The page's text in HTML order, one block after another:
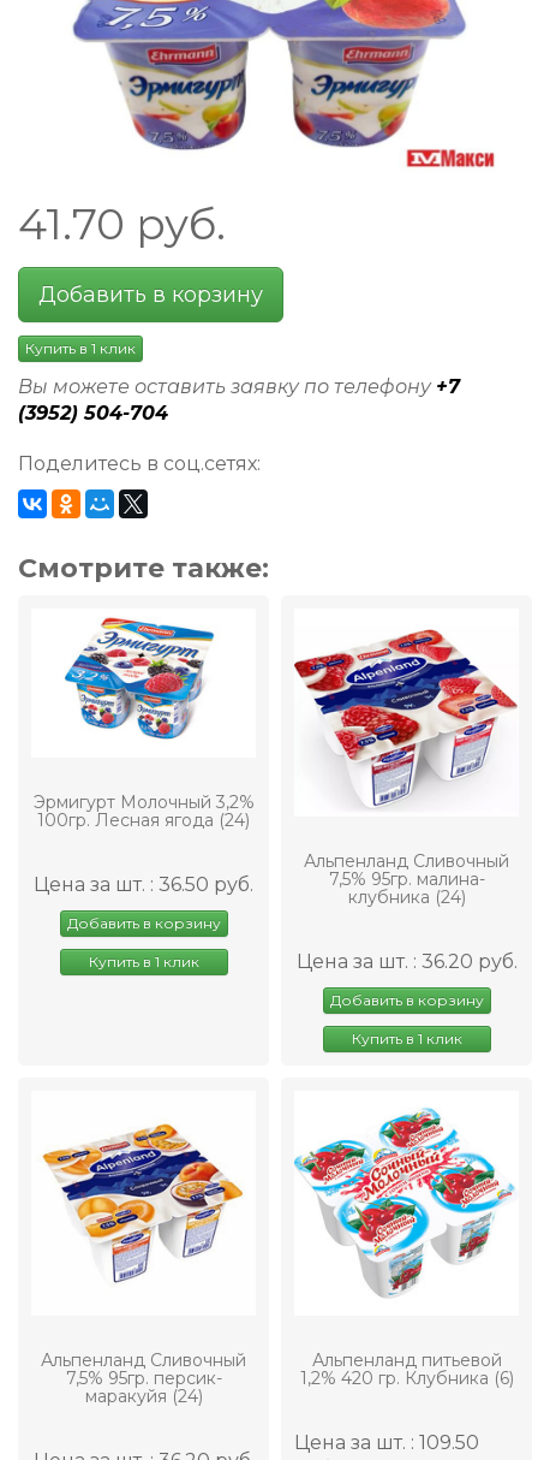
41.70 руб.
Добавить в корзину
Купить в 1 клик
Вы можете оставить заявку по телефону +7
(3952) 504-704
Поделитесь в соц.сетях:
Смотрите также:
Эрмигурт Молочный 3,2%
100гр. Лесная ягода (24)
Цена за шт. : 36.50 руб.
Добавить в корзину
Купить в 1 клик
Альпенланд Сливочный
7,5% 95гр. малина-
клубника (24)
Цена за шт. : 36.20 руб.
Добавить в корзину
Купить в 1 клик
Альпенланд Сливочный
7,5% 95гр. персик-
маракуйя (24)
Альпенланд питьевой
1,2% 420 гр. Клубника (6)
Цена за шт. : 109.50